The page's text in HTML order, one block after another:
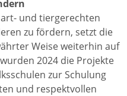
und tiergerechten
zu fördern, setzt die
Weise weiterhin auf
2024 die Projekte
zur Schulung
und respektvollen